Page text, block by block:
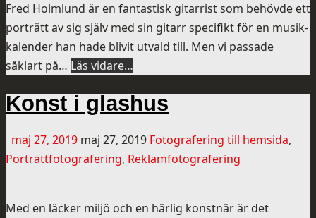
Fred Holmlund är en fantastisk gitarrist som behövde ett
porträtt av sig själv med sin gitarr specifikt för en musik-
kalender han hade blivit utvald till. Men vi passade
såklart på… Läs vidare…
Konst i glashus
maj 27, 2019 maj 27, 2019 Fotografering till hemsida,
Porträttfotografering, Reklamfotografering
Med en läcker miljö och en härlig konstnär är det